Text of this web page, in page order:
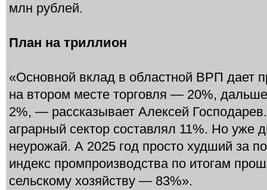
млн рублей.
План на триллион
«Основной вклад в областной ВРП дает
на втором месте торговля — 20%,
2%, — рассказывает Алексей
аграрный сектор составлял 11%. Но уже
неурожай. А 2025 год просто худший за
индекс промпроизводства по итогам
сельскому хозяйству — 83%».